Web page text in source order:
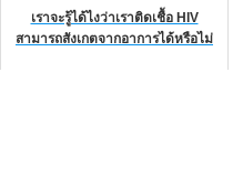
เราจะรู้ได้ไงว่าเราติดเชื้อ HIV
สามารถสังเกตจากอาการได้หรือไม่